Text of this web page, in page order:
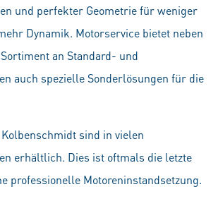
und perfekter Geometrie für weniger
Dynamik. Motorservice bietet neben
an Standard- und
auch spezielle Sonderlösungen für die
sind in vielen
erhältlich. Dies ist oftmals die letzte
professionelle Motoreninstandsetzung.